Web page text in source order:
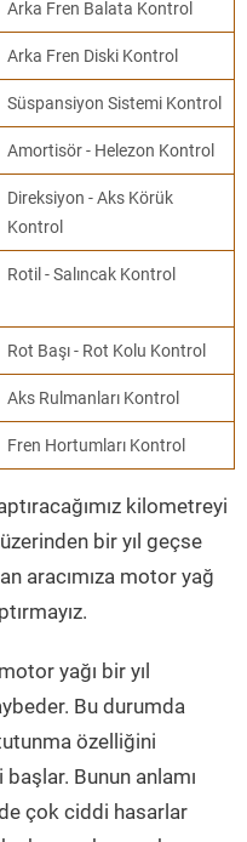
Arka Fren Balata Kontrol
Arka Fren Diski Kontrol
Süspansiyon Sistemi Kontrol
Amortisör - Helezon Kontrol
Direksiyon - Aks Körük
Kontrol
Rotil - Salıncak Kontrol
Rot Başı - Rot Kolu Kontrol
Aks Rulmanları Kontrol
Fren Hortumları Kontrol
kilometreyi
bir yıl geçse
aracımıza motor yağ
yağı bir yıl
Bu durumda
özelliğini
Bunun anlamı
çok ciddi hasarlar